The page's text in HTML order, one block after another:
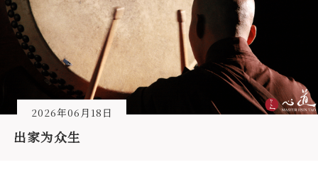
2026年06月18日
出家为众生